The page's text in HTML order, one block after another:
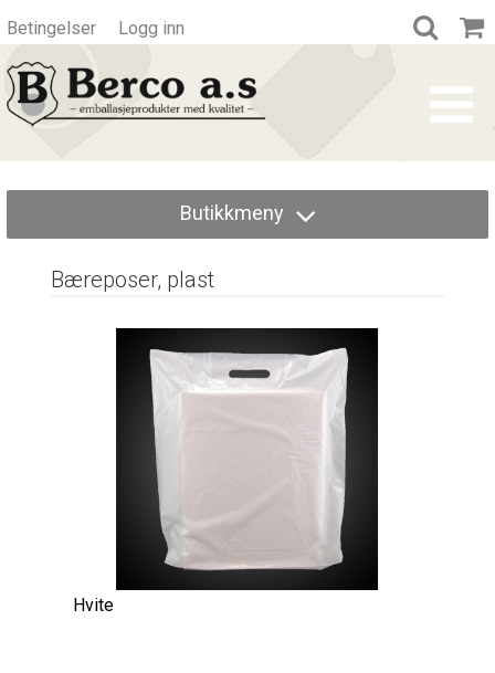
Betingelser Logg inn
Butikkmeny
Bæreposer, plast
Hvite